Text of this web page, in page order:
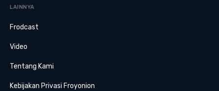
LAINNYA
Frodcast
Video
Tentang Kami
Kebijakan Privasi Froyonion